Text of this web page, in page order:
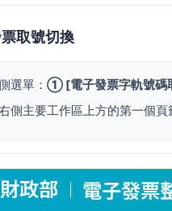
取號切換
選單：① [電子發票字軌號碼
側主要工作區上方的第一個頁